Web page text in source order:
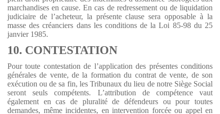
marchandises en cause. En cas de redressement ou de liquidation
judiciaire de l’acheteur, la présente clause sera opposable à la
masse des créanciers dans les conditions de la Loi 85-98 du 25
janvier 1985.
10. CONTESTATION
Pour toute contestation de l’application des présentes conditions
générales de vente, de la formation du contrat de vente, de son
exécution ou de sa fin, les Tribunaux du lieu de notre Siège Social
seront seuls compétents. L’attribution de compétence vaut
également en cas de pluralité de défendeurs ou pour toutes
demandes, même incidentes, en intervention forcée ou appel en